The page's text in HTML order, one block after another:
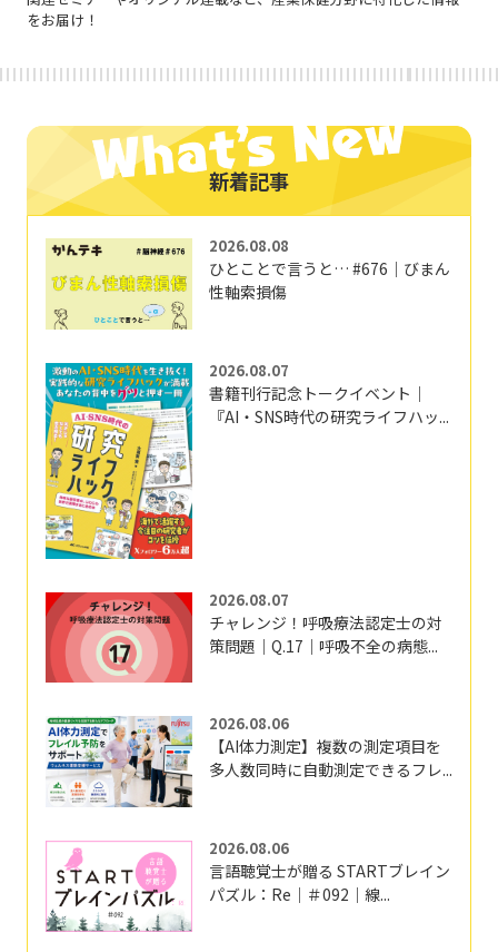
をお届け！
新着記事
2026.08.08
ひとことで言うと… #676｜びまん
性軸索損傷
2026.08.07
書籍刊行記念トークイベント｜
『AI・SNS時代の研究ライフハッ...
2026.08.07
チャレンジ！呼吸療法認定士の対
策問題｜Q.17｜呼吸不全の病態...
2026.08.06
【AI体力測定】複数の測定項目を
多人数同時に自動測定できるフレ...
2026.08.06
言語聴覚士が贈る STARTブレイン
パズル：Re｜＃092｜線...